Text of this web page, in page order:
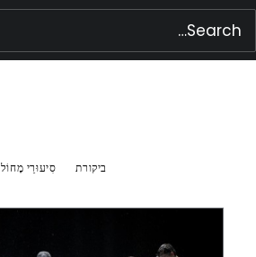
ביקורת סִיעוּרֵי מָחוֹל